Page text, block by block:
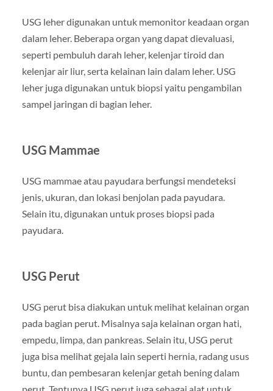
USG leher digunakan untuk memonitor keadaan organ
dalam leher. Beberapa organ yang dapat dievaluasi,
seperti pembuluh darah leher, kelenjar tiroid dan
kelenjar air liur, serta kelainan lain dalam leher. USG
leher juga digunakan untuk biopsi yaitu pengambilan
sampel jaringan di bagian leher.
USG Mammae
USG mammae atau payudara berfungsi mendeteksi
jenis, ukuran, dan lokasi benjolan pada payudara.
Selain itu, digunakan untuk proses biopsi pada
payudara.
USG Perut
USG perut bisa diakukan untuk melihat kelainan organ
pada bagian perut. Misalnya saja kelainan organ hati,
empedu, limpa, dan pankreas. Selain itu, USG perut
juga bisa melihat gejala lain seperti hernia, radang usus
buntu, dan pembesaran kelenjar getah bening dalam
perut. Tentunya USG perut juga sebagai alat untuk